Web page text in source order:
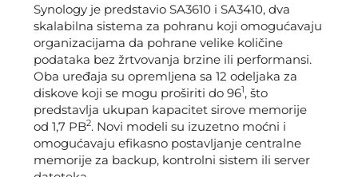
Synology je predstavio SA3610 i SA3410, dva
skalabilna sistema za pohranu koji omogućavaju
organizacijama da pohrane velike količine
podataka bez žrtvovanja brzine ili performansi.
Oba uređaja su opremljena sa 12 odeljaka za
diskove koji se mogu proširiti do 961, što
predstavlja ukupan kapacitet sirove memorije
od 1,7 PB2. Novi modeli su izuzetno moćni i
omogućavaju efikasno postavljanje centralne
memorije za backup, kontrolni sistem ili server